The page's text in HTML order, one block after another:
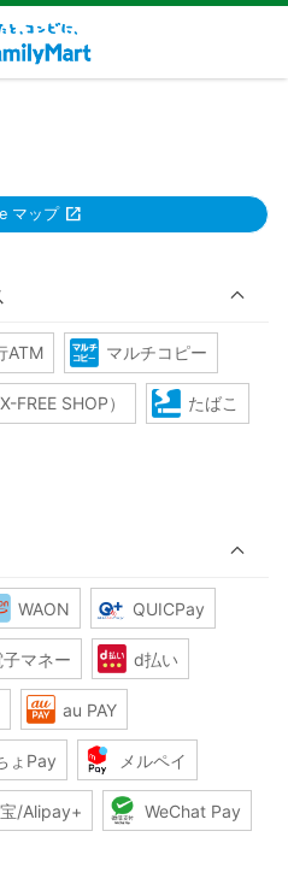
マップ
ATM マルチコピー
FREE SHOP） たばこ
WAON QUICPay
マネー d払い
au PAY
ょPay メルペイ
/Alipay+ WeChat Pay